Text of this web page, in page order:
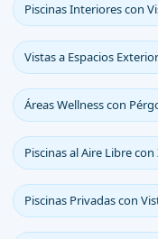
Piscinas Interiores con
Vistas a Espacios
Áreas Wellness con
Piscinas al Aire Libre
Piscinas Privadas con